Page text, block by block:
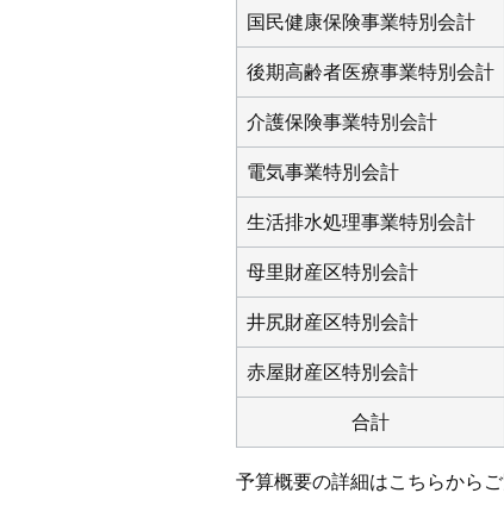
国民健康保険事業特別会計
後期高齢者医療事業特別会計
介護保険事業特別会計
電気事業特別会計
生活排水処理事業特別会計
母里財産区特別会計
井尻財産区特別会計
赤屋財産区特別会計
合計
予算概要の詳細はこちらからご